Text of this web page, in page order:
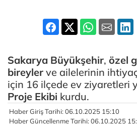
Sakarya Büyükşehir, özel
bireyler ve ailelerinin
için 16 ilçede ev ziyaretleri
Proje Ekibi kurdu.
Haber Giriş Tarihi: 06.10.2025 15:10
Haber Güncellenme Tarihi: 06.10.2025